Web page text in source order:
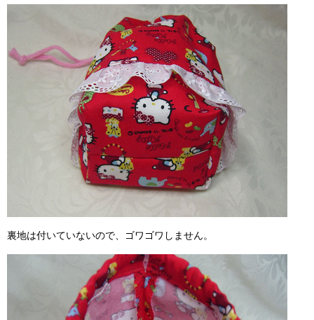
裏地は付いていないので、ゴワゴワしません。